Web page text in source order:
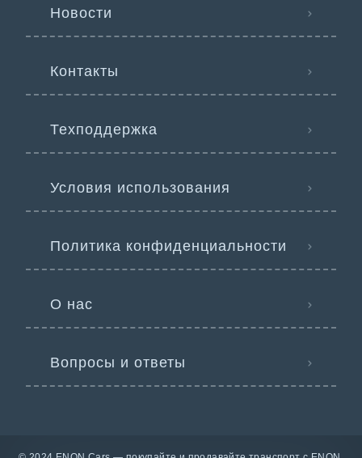
Новости
Контакты
Техподдержка
Условия использования
Политика конфиденциальности
О нас
Вопросы и ответы